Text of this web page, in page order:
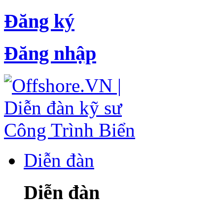
Đăng ký
Đăng nhập
Diễn đàn
Diễn đàn